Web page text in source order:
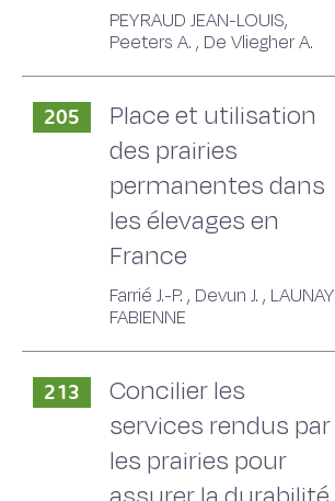
PEYRAUD JEAN-LOUIS,
Peeters A. , De Vliegher A.
205
Place et utilisation
des prairies
permanentes dans
les élevages en
France
Farrié J.-P. , Devun J. , LAUNAY
FABIENNE
213
Concilier les
services rendus par
les prairies pour